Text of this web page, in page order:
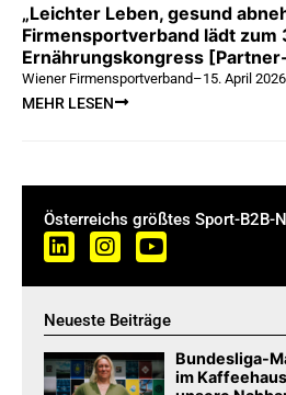
„Leichter Leben, gesund
Firmensportverband lädt zum
Ernährungskongress
Wiener Firmensportverband–15. April 2026
MEHR LESEN
Österreichs größtes Sport-B2B-
Neueste Beiträge
Bundesliga-
im